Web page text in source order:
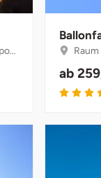
ab